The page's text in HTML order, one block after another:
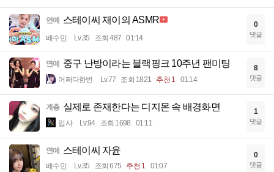
연예 스테이씨 재이의 ASMR
배수민 Lv.35 조회 487 01:14
0
댓글
연예 중구 난방이라는 블랙핑크 10주년 팬미팅
어쩌다한번 Lv.77 조회 1821 추천 1 01:14
8
댓글
계층 실제로 존재한다는 디지몬 속 배경화면
입사 Lv.94 조회 1698 01:11
1
댓글
연예 스테이씨 자윤
배수민 Lv.35 조회 675 추천 1 01:07
0
댓글